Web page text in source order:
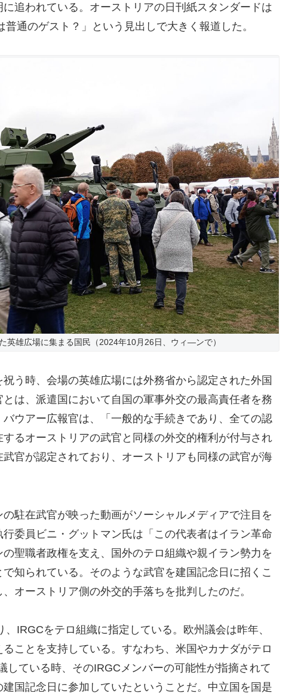
追われている。オーストリアの日刊紙スタンダードは
通のゲスト？」という見出しで大きく報道した。
英雄広場に集まる国民（2024年10月26日、ウィ―ンで）
う時、会場の英雄広場には外務省から認定された外国
は、派遣国において自国の軍事外交の最高責任者を務
ウアー広報官は、「一般的な手続きであり、全ての認
るオーストリアの武官と同様の外交的権利が付与され
官が認定されており、オーストリアも同様の武官が海
駐在武官が映った動画がソーシャルメディアで注目を
委員ビニ・グットマン氏は「この代表者はイラン革命
聖職者政権を支え、国外のテロ組織や親イラン勢力を
知られている。そのような武官を建国記念日に招くこ
オーストリア側の外交的手落ちを批判したのだ。
IRGCをテロ組織に指定している。欧州議会は昨年、
ことを支持している。すなわち、米国やカナダがテロ
している時、そのIRGCメンバーの可能性が指摘されて
国記念日に参加していたということだ。中立国を国是